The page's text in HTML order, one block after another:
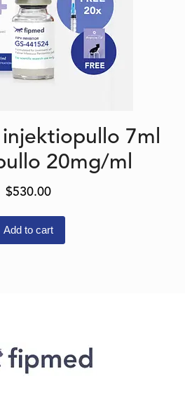
7ml
20mg/ml
$530.00
Add to cart